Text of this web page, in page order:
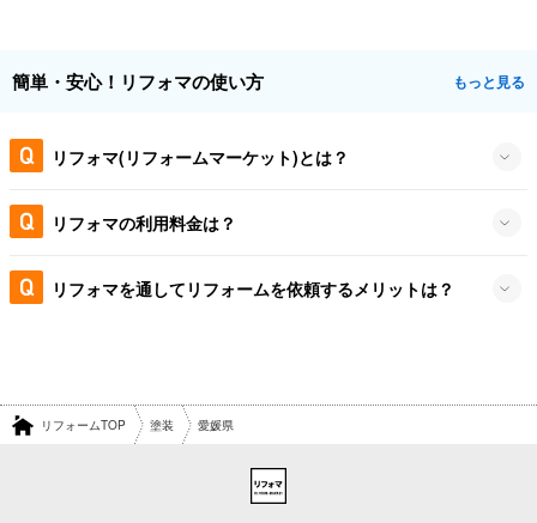
簡単・安心！リフォマの使い方 もっと見る
リフォマ(リフォームマーケット)とは？
リフォマの利用料金は？
リフォマを通してリフォームを依頼するメリットは？
リフォームTOP 塗装 愛媛県